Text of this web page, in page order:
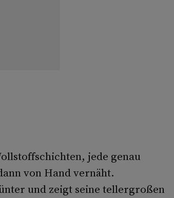
jede genau
von Hand vernäht.
und zeigt seine tellergroßen